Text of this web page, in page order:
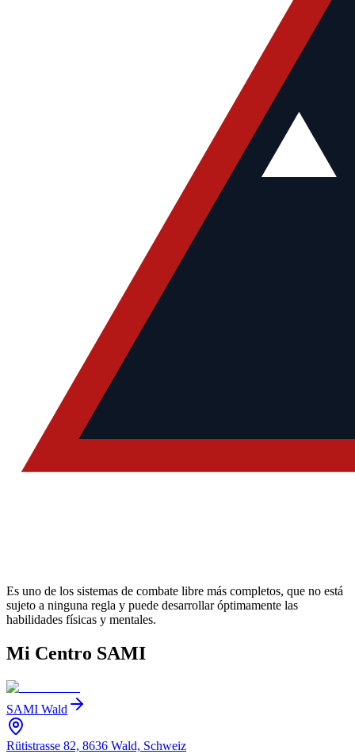
Es uno de los sistemas de combate libre más completos, que no está
sujeto a ninguna regla y puede desarrollar óptimamente las
habilidades físicas y mentales.
Mi Centro SAMI
SAMI Wald
Rütistrasse 82, 8636 Wald, Schweiz